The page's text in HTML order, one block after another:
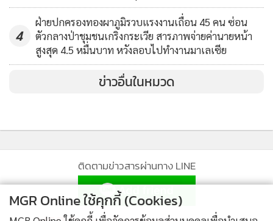
4
ฝ่ายปกครองทองผาภูมิรวบแรงงานเถื่อน 45 คน ซ่อน
ตัวกลางป่าชุมชนเกริงกระเวีย สารภาพจ่ายค่านายหน้า
สูงสุด 4.5 หมื่นบาท หวังลอบไปทำงานมาเลเซีย
ข่าวอื่นในหมวด
ติดตามข่าวสารผ่านทาง LINE
MGR Online ใช้คุกกี้ (Cookies)